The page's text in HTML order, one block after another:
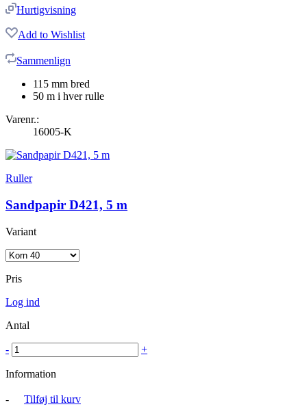
Hurtigvisning
Add to Wishlist
Sammenlign
115 mm bred
50 m i hver rulle
Varenr.:
16005-K
Ruller
Sandpapir D421, 5 m
Variant
Pris
Log ind
Antal
- +
Information
- Tilføj til kurv